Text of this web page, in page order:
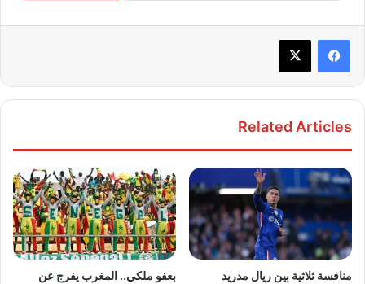
Related Articles
منافسة ثلاثية بين ريال مدريد
بعفو ملكي.. المغرب يفرج عن